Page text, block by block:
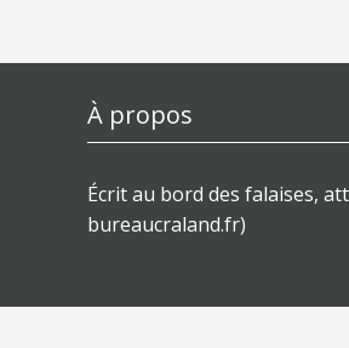
À propos
Écrit au bord des falaises,
bureaucraland.fr)